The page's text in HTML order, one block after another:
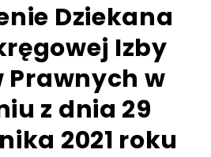
Dziekana
Izby
Prawnych w
z dnia 29
2021 roku